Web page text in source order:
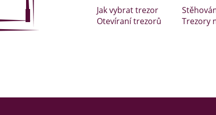
Jak vybrat trezor
Otevíraní trezorů
Trezory